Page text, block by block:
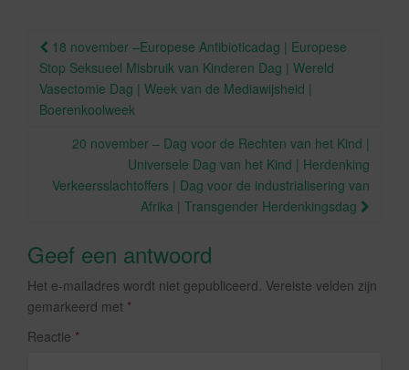
o
k
Berichtnavigatie
18 november –Europese Antibioticadag | Europese
Stop Seksueel Misbruik van Kinderen Dag | Wereld
Vasectomie Dag | Week van de Mediawijsheid |
Boerenkoolweek
20 november – Dag voor de Rechten van het Kind |
Universele Dag van het Kind | Herdenking
Verkeersslachtoffers | Dag voor de industrialisering van
Afrika | Transgender Herdenkingsdag
Geef een antwoord
Het e-mailadres wordt niet gepubliceerd. Vereiste velden zijn
gemarkeerd met *
Reactie *